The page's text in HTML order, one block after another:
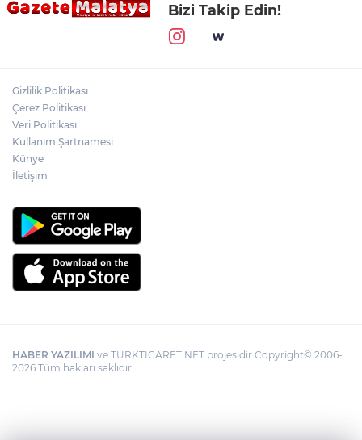
Bizi Takip Edin!
Gizlilik Politikası
Çerez Politikası
Veri Politikası
Kullanım Şartnamesi
Künye
İletişim
HABER YAZILIMI ve TURKTICARET.NET projesidir Copyright© 2006-
2026 Tüm hakları saklıdır.